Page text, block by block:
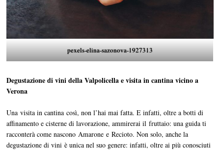
pexels-elina-sazonova-1927313
Degustazione di vini della Valpolicella e visita in cantina vicino a
Verona
Una visita in cantina così, non l’hai mai fatta. E infatti, oltre a botti di
affinamento e cisterne di lavorazione, ammirerai il fruttaio: una guida ti
racconterà come nascono Amarone e Recioto. Non solo, anche la
degustazione di vini è unica nel suo genere: infatti, oltre ai più conosciuti